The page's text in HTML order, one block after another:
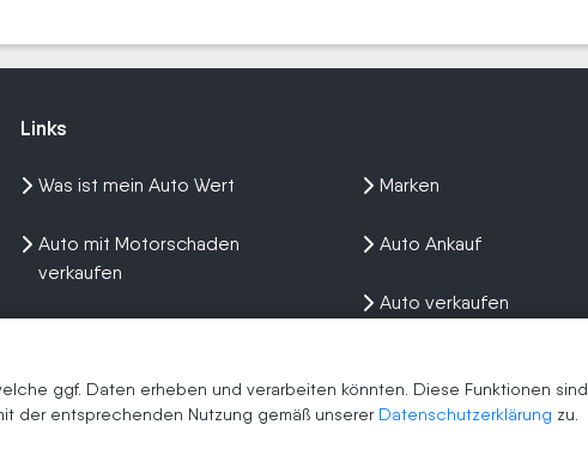
ggf. Daten erheben und verarbeiten könnten. Diese Funktionen
der entsprechenden Nutzung gemäß unserer Datenschutzerklärung zu.
Links
Was ist mein Auto Wert
Auto mit Motorschaden
verkaufen
Wir kaufen dein Auto
Marken
Auto Ankauf
Auto verkaufen